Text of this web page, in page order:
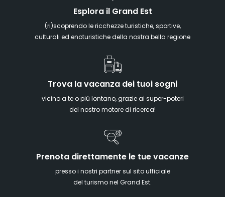
Esplora il Grand Est
(ri)scoprendo le ricchezze turistiche, sportive,
culturali ed enoturistiche della nostra bella regione
Trova la vacanza dei tuoi sogni
vicino a te o più lontano, grazie ai super-poteri
del nostro motore di ricerca!
Prenota direttamente le tue vacanze
presso i nostri partner sul sito ufficiale
del turismo nel Grand Est.